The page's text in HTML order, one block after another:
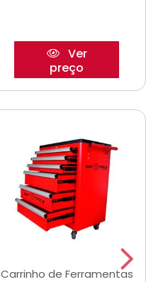
Ver
preço
Carrinho de Ferramentas